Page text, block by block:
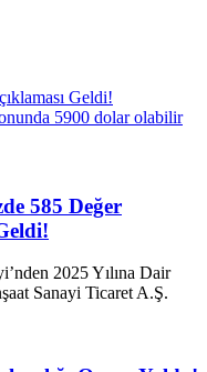
Geldi!
5900 dolar olabilir
585 Değer
2025 Yılına Dair
Sanayi Ticaret A.Ş.